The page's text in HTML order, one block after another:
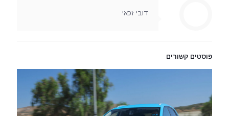
דובי זכאי
פוסטים קשורים